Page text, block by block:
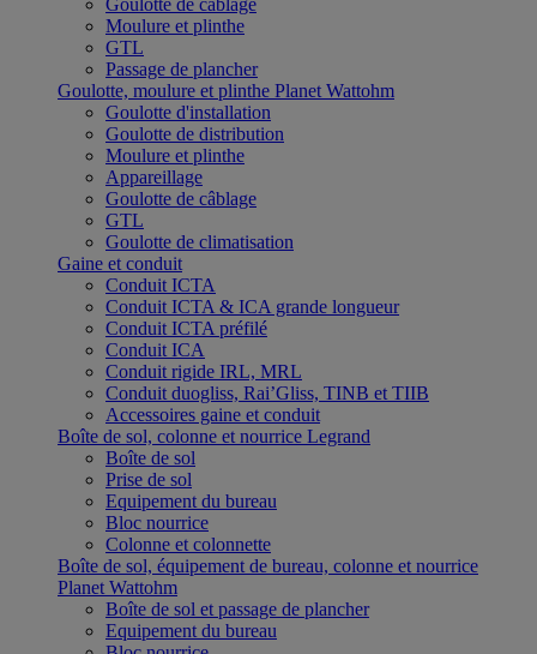
Goulotte de câblage
Moulure et plinthe
GTL
Passage de plancher
Goulotte, moulure et plinthe Planet Wattohm
Goulotte d'installation
Goulotte de distribution
Moulure et plinthe
Appareillage
Goulotte de câblage
GTL
Goulotte de climatisation
Gaine et conduit
Conduit ICTA
Conduit ICTA & ICA grande longueur
Conduit ICTA préfilé
Conduit ICA
Conduit rigide IRL, MRL
Conduit duogliss, Rai’Gliss, TINB et TIIB
Accessoires gaine et conduit
Boîte de sol, colonne et nourrice Legrand
Boîte de sol
Prise de sol
Equipement du bureau
Bloc nourrice
Colonne et colonnette
Boîte de sol, équipement de bureau, colonne et nourrice
Planet Wattohm
Boîte de sol et passage de plancher
Equipement du bureau